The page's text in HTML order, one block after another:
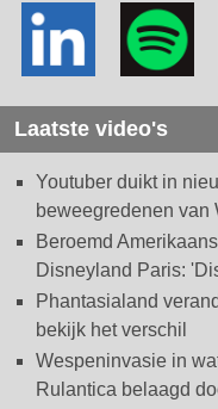
Laatste video's
Youtuber duikt in
beweegredenen van
Beroemd
Disneyland Paris:
Phantasialand
bekijk het verschil
Wespeninvasie in
Rulantica belaagd